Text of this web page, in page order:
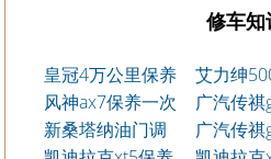
修车知
皇冠4万公里保养
项目
艾力绅
里保养项
风神ax7保养一次
多少钱
广汽传祺
漏水怎么
新桑塔纳油门调
广汽传祺